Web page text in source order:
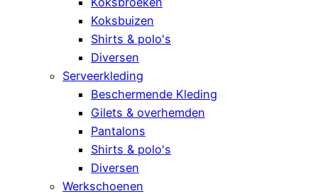
Koksbuizen
Shirts & polo's
Diversen
Serveerkleding
Beschermende Kleding
Gilets & overhemden
Pantalons
Shirts & polo's
Diversen
Werkschoenen